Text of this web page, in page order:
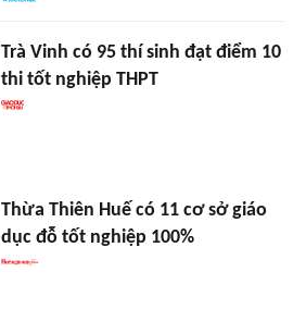
Trà Vinh có 95 thí sinh đạt điểm 10
thi tốt nghiệp THPT
Thừa Thiên Huế có 11 cơ sở giáo
dục đỗ tốt nghiệp 100%